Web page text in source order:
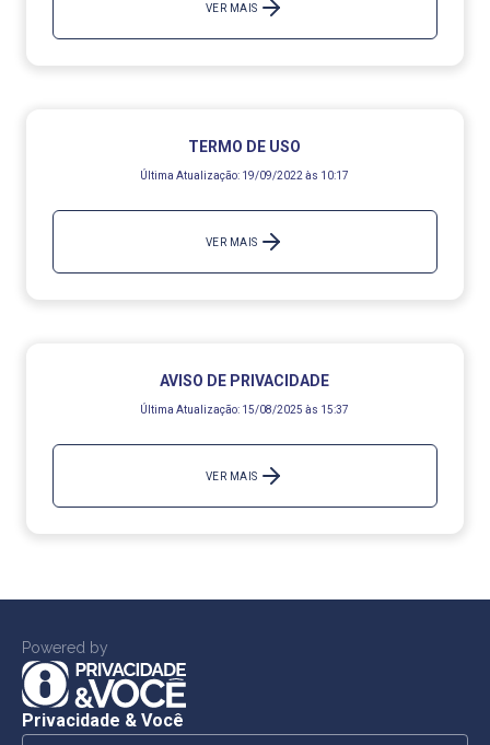
VER MAIS
TERMO DE USO
Última Atualização: 19/09/2022 às 10:17
VER MAIS
AVISO DE PRIVACIDADE
Última Atualização: 15/08/2025 às 15:37
VER MAIS
Powered by
Privacidade & Você